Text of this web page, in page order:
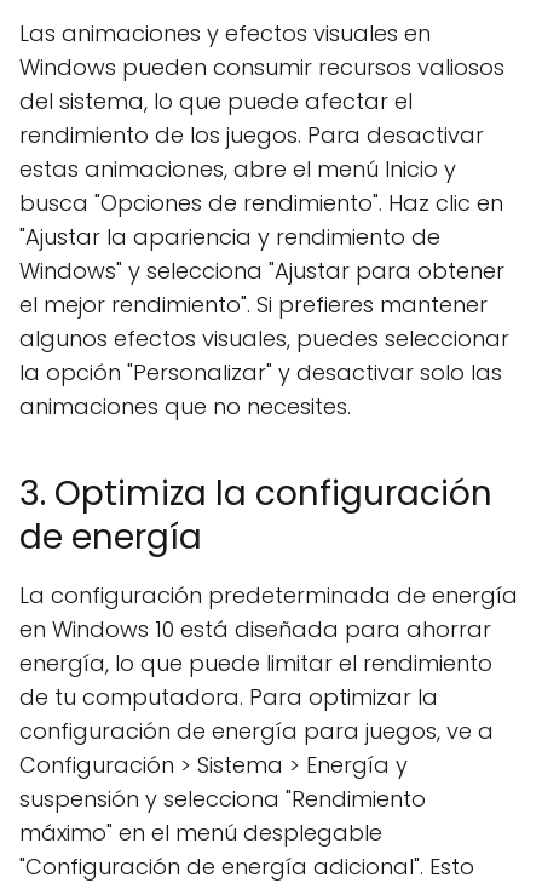
Las animaciones y efectos visuales en
Windows pueden consumir recursos valiosos
del sistema, lo que puede afectar el
rendimiento de los juegos. Para desactivar
estas animaciones, abre el menú Inicio y
busca "Opciones de rendimiento". Haz clic en
"Ajustar la apariencia y rendimiento de
Windows" y selecciona "Ajustar para obtener
el mejor rendimiento". Si prefieres mantener
algunos efectos visuales, puedes seleccionar
la opción "Personalizar" y desactivar solo las
animaciones que no necesites.
3. Optimiza la configuración
de energía
La configuración predeterminada de energía
en Windows 10 está diseñada para ahorrar
energía, lo que puede limitar el rendimiento
de tu computadora. Para optimizar la
configuración de energía para juegos, ve a
Configuración > Sistema > Energía y
suspensión y selecciona "Rendimiento
máximo" en el menú desplegable
"Configuración de energía adicional". Esto